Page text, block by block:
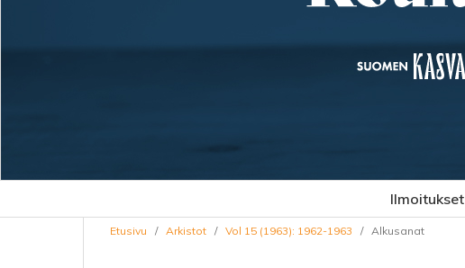
Ilmoitukset
Etusivu / Arkistot / Vol 15 (1963): 1962-1963 / Alkusanat